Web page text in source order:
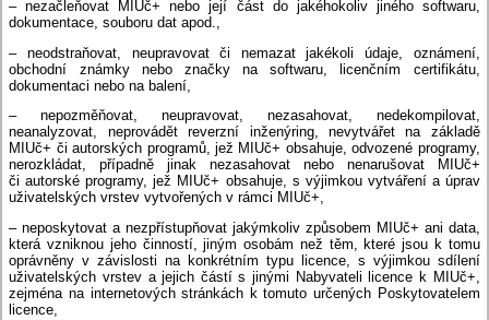
– nezačleňovat MIUč+ nebo její část do jakéhokoliv jiného softwaru,
dokumentace, souboru dat apod.,
– neodstraňovat, neupravovat či nemazat jakékoli údaje, oznámení,
obchodní známky nebo značky na softwaru, licenčním certifikátu,
dokumentaci nebo na balení,
– nepozměňovat, neupravovat, nezasahovat, nedekompilovat,
neanalyzovat, neprovádět reverzní inženýring, nevytvářet na základě
MIUč+ či autorských programů, jež MIUč+ obsahuje, odvozené programy,
nerozkládat, případně jinak nezasahovat nebo nenarušovat MIUč+
či autorské programy, jež MIUč+ obsahuje, s výjimkou vytváření a úprav
uživatelských vrstev vytvořených v rámci MIUč+,
– neposkytovat a nezpřístupňovat jakýmkoliv způsobem MIUč+ ani data,
která vzniknou jeho činností, jiným osobám než těm, které jsou k tomu
oprávněny v závislosti na konkrétním typu licence, s výjimkou sdílení
uživatelských vrstev a jejich částí s jinými Nabyvateli licence k MIUč+,
zejména na internetových stránkách k tomuto určených Poskytovatelem
licence,